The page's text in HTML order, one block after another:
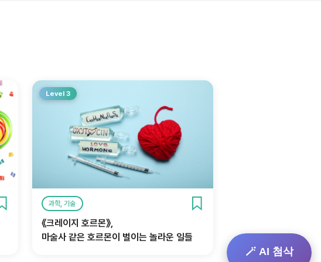
Level 3
과학, 기술
《크레이지 호르몬》,
마술사 같은 호르몬이 벌이는 놀라운 일들
🪄 AI 첨삭